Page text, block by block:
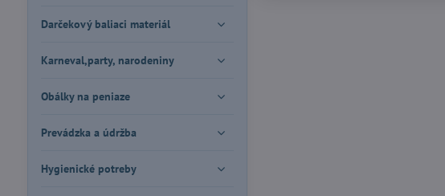
Darčekový baliaci materiál
Karneval,party, narodeniny
Obálky na peniaze
Prevádzka a údržba
Hygienické potreby